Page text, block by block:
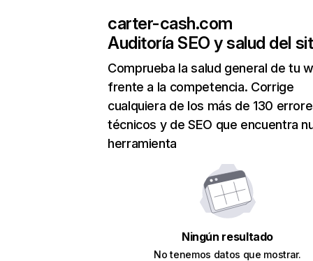
carter-cash.com
Auditoría SEO y salud del
Comprueba la salud general de tu
frente a la competencia. Corrige
cualquiera de los más de 130
técnicos y de SEO que encuentra
herramienta
Ningún resultado
No tenemos datos que mostrar.